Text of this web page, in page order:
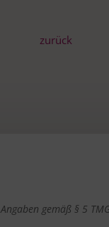
zurück
Angaben gemäß § 5